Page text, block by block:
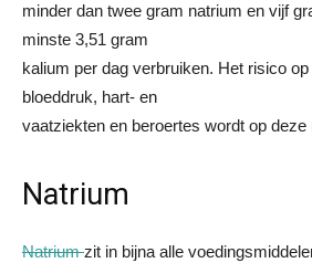
minder dan twee gram natrium en vijf
minste 3,51 gram
kalium per dag verbruiken. Het risico
bloeddruk, hart- en
vaatziekten en beroertes wordt op
Natrium
Natriumzit in bijna alle